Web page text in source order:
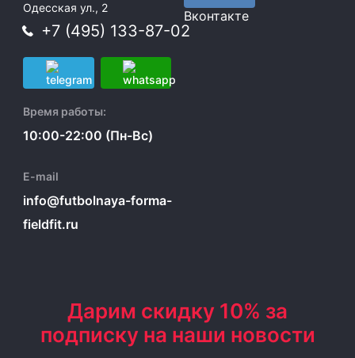
Одесская ул., 2
+7 (495) 133-87-02
Время работы:
10:00-22:00 (Пн-Вс)
E-mail
info@futbolnaya-forma-
fieldfit.ru
Вконтакте
Дарим скидку 10% за
подписку на наши новости